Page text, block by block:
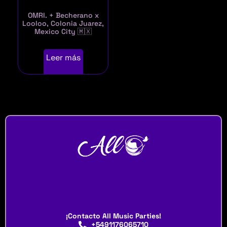
OMRI. + Becherano x
Looloo, Colonia Juarez,
Mexico City 🇲🇽
Leer más
¡Contacto All Music Parties!
+5491176065710